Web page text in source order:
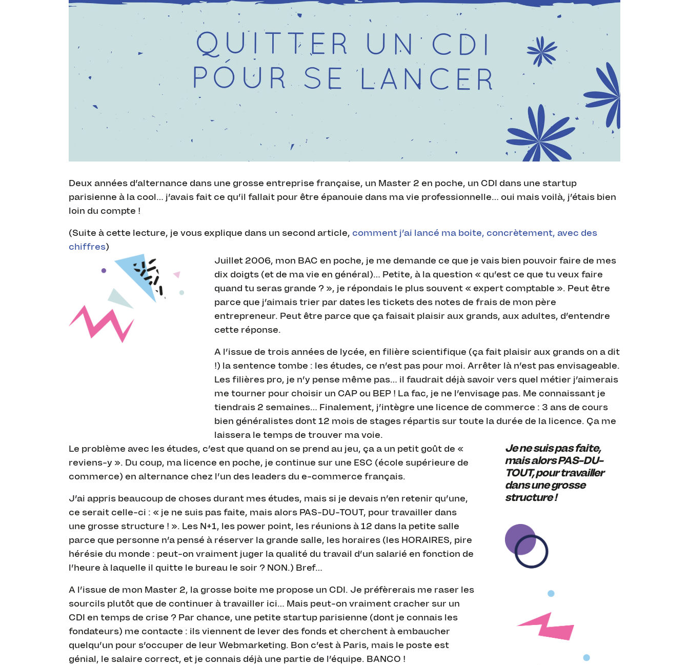
Deux années d’alternance dans une grosse entreprise française, un Master 2 en poche, un CDI dans une startup
parisienne à la cool… j’avais fait ce qu’il fallait pour être épanouie dans ma vie professionnelle… oui mais voilà, j’étais bien
loin du compte !
(Suite à cette lecture, je vous explique dans un second article, comment j’ai lancé ma boite, concrètement, avec des
chiffres)
Juillet 2006, mon BAC en poche, je me demande ce que je vais bien pouvoir faire de mes
dix doigts (et de ma vie en général)… Petite, à la question « qu’est ce que tu veux faire
quand tu seras grande ? », je répondais le plus souvent « expert comptable ». Peut être
parce que j’aimais trier par dates les tickets des notes de frais de mon père
entrepreneur. Peut être parce que ça faisait plaisir aux grands, aux adultes, d’entendre
cette réponse.
A l’issue de trois années de lycée, en filière scientifique (ça fait plaisir aux grands on a dit
!) la sentence tombe : les études, ce n’est pas pour moi. Arrêter là n’est pas envisageable.
Les filières pro, je n’y pense même pas… il faudrait déjà savoir vers quel métier j’aimerais
me tourner pour choisir un CAP ou BEP ! La fac, je ne l’envisage pas. Me connaissant je
tiendrais 2 semaines… Finalement, j’intègre une licence de commerce : 3 ans de cours
bien généralistes dont 12 mois de stages répartis sur toute la durée de la licence. Ça me
laissera le temps de trouver ma voie.
Le problème avec les études, c’est que quand on se prend au jeu, ça a un petit goût de «
reviens-y ». Du coup, ma licence en poche, je continue sur une ESC (école supérieure de
commerce) en alternance chez l’un des leaders du e-commerce français.
J’ai appris beaucoup de choses durant mes études, mais si je devais n’en retenir qu’une,
ce serait celle-ci : « je ne suis pas faite, mais alors PAS-DU-TOUT, pour travailler dans
une grosse structure ! ». Les N+1, les power point, les réunions à 12 dans la petite salle
parce que personne n’a pensé à réserver la grande salle, les horaires (les HORAIRES, pire
hérésie du monde : peut-on vraiment juger la qualité du travail d’un salarié en fonction de
l’heure à laquelle il quitte le bureau le soir ? NON.) Bref…
A l’issue de mon Master 2, la grosse boite me propose un CDI. Je préfèrerais me raser les
sourcils plutôt que de continuer à travailler ici… Mais peut-on vraiment cracher sur un
CDI en temps de crise ? Par chance, une petite startup parisienne (dont je connais les
fondateurs) me contacte : ils viennent de lever des fonds et cherchent à embaucher
quelqu’un pour s’occuper de leur Webmarketing. Bon c’est à Paris, mais le poste est
génial, le salaire correct, et je connais déjà une partie de l’équipe. BANCO !
Je ne suis pas faite,
mais alors PAS-DU-
TOUT, pour travailler
dans une grosse
structure !